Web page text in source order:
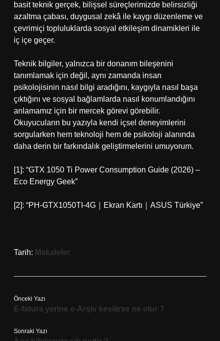
basit teknik gerçek, bilişsel süreçlerimizde belirsizliği
azaltma çabası, duygusal zekâ ile kaygı düzenleme ve
çevrimiçi topluluklarda sosyal etkileşim dinamikleri ile
iç içe geçer.
Teknik bilgiler, yalnızca bir donanım bileşenini
tanımlamak için değil, aynı zamanda insan
psikolojisinin nasıl bilgi aradığını, kaygıyla nasıl başa
çıktığını ve sosyal bağlamlarda nasıl konumlandığını
anlamamız için bir mercek görevi görebilir.
Okuyucuların bu yazıyla kendi içsel deneyimlerini
sorgularken hem teknoloji hem de psikoloji alanında
daha derin bir farkındalık geliştirmelerini umuyorum.
[1]: “GTX 1050 Ti Power Consumption Guide (2026) –
Eco Energy Geek”
[2]: “PH-GTX1050TI-4G｜Ekran Kartı｜ASUS Türkiye”
Tarih: Makaleler
Önceki Yazı
E-fatura yerine e-Arşiv kesilirse ne olur ?
Sonraki Yazı